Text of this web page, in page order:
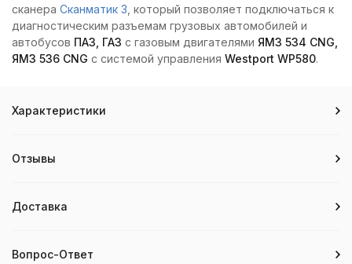
сканера Сканматик 3 , который позволяет подключаться к
диагностическим разъемам грузовых автомобилей и
автобусов ПАЗ, ГАЗ с газовым двигателями ЯМЗ 534 CNG,
ЯМЗ 536 CNG с системой управления Westport WP580.
Характеристики
Отзывы
Доставка
Вопрос-Ответ